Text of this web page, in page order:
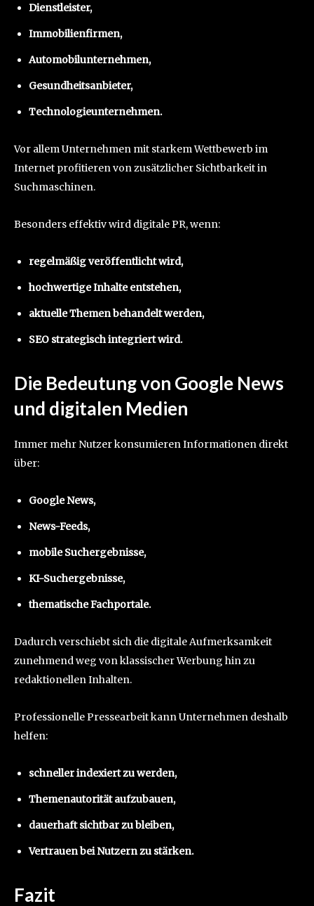
Dienstleister,
Immobilienfirmen,
Automobilunternehmen,
Gesundheitsanbieter,
Technologieunternehmen.
Vor allem Unternehmen mit starkem Wettbewerb im
Internet profitieren von zusätzlicher Sichtbarkeit in
Suchmaschinen.
Besonders effektiv wird digitale PR, wenn:
regelmäßig veröffentlicht wird,
hochwertige Inhalte entstehen,
aktuelle Themen behandelt werden,
SEO strategisch integriert wird.
Die Bedeutung von Google News
und digitalen Medien
Immer mehr Nutzer konsumieren Informationen direkt
über:
Google News,
News-Feeds,
mobile Suchergebnisse,
KI-Suchergebnisse,
thematische Fachportale.
Dadurch verschiebt sich die digitale Aufmerksamkeit
zunehmend weg von klassischer Werbung hin zu
redaktionellen Inhalten.
Professionelle Pressearbeit kann Unternehmen deshalb
helfen:
schneller indexiert zu werden,
Themenautorität aufzubauen,
dauerhaft sichtbar zu bleiben,
Vertrauen bei Nutzern zu stärken.
Fazit